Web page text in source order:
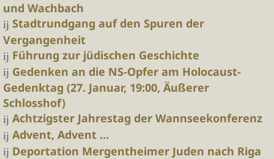
und Wachbach
Stadtrundgang auf den Spuren der
Vergangenheit
Führung zur jüdischen Geschichte
Gedenken an die NS-Opfer am Holocaust-
Gedenktag (27. Januar, 19:00, Äußerer
Schlosshof)
Achtzigster Jahrestag der Wannseekonferenz
Advent, Advent …
Deportation Mergentheimer Juden nach Riga